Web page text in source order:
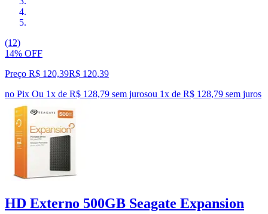
(12)
14% OFF
Preço R$ 120,39R$ 120,39
no Pix Ou 1x de R$ 128,79 sem jurosou 1x de R$ 128,79 sem juros
HD Externo 500GB Seagate Expansion